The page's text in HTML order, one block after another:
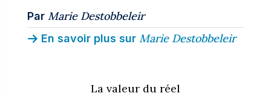
Par Marie Destobbeleir
En savoir plus sur Marie Destobbeleir
La valeur du réel